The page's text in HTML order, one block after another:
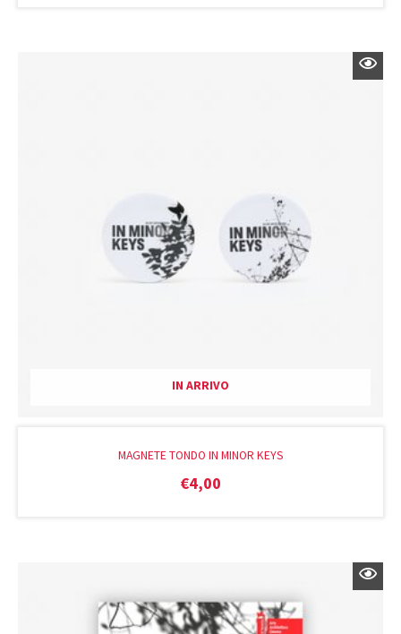
IN ARRIVO
MAGNETE TONDO IN MINOR KEYS
€4,00